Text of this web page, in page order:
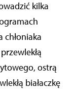
kilka
chłoniaka
ostrą
białaczkę